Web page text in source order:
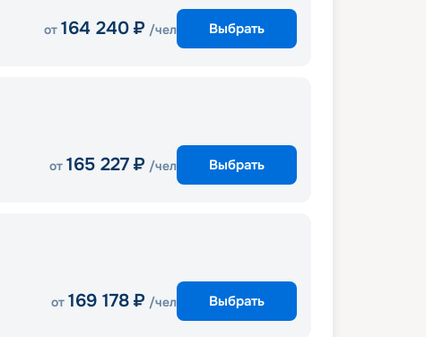
от 164 240 ₽ /чел Выбрать
от 165 227 ₽ /чел Выбрать
от 169 178 ₽ /чел Выбрать